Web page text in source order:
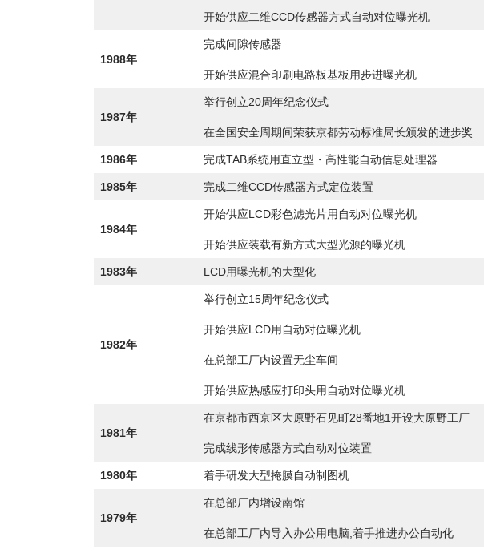
开始供应二维CCD传感器方式自动对位曝光机
1988年
完成间隙传感器
开始供应混合印刷电路板基板用步进曝光机
1987年
举行创立20周年纪念仪式
在全国安全周期间荣获京都劳动标准局长颁发的进步奖
1986年 完成TAB系统用直立型・高性能自动信息处理器
1985年 完成二维CCD传感器方式定位装置
1984年
开始供应LCD彩色滤光片用自动对位曝光机
开始供应装载有新方式大型光源的曝光机
1983年 LCD用曝光机的大型化
1982年
举行创立15周年纪念仪式
开始供应LCD用自动对位曝光机
在总部工厂内设置无尘车间
开始供应热感应打印头用自动对位曝光机
1981年
在京都市西京区大原野石见町28番地1开设大原野工厂
完成线形传感器方式自动对位装置
1980年 着手研发大型掩膜自动制图机
1979年
在总部厂内增设南馆
在总部工厂内导入办公用电脑,着手推进办公自动化